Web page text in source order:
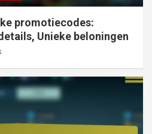
promotiecodes:
Unieke beloningen